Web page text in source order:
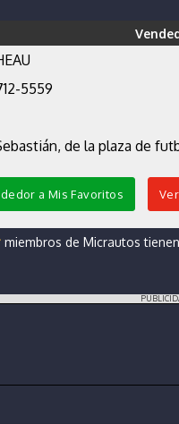
5559
de la plaza de
a Mis Favoritos
miembros de Micrautos